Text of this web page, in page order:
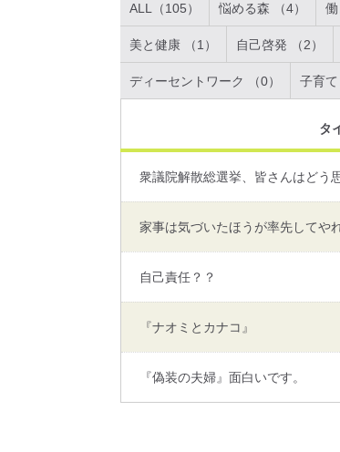
ALL（105） 悩める森 （4） 働
美と健康 （1） 自己啓発 （2）
ディーセントワーク （0） 子育て
タ
衆議院解散総選挙、皆さんはどう
家事は気づいたほうが率先してや
自己責任？？
『ナオミとカナコ』
『偽装の夫婦』面白いです。